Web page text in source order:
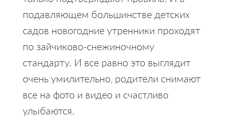
подавляющем большинстве детских
садов новогодние утренники проходят
по зайчиково-снежиночному
стандарту. И все равно это выглядит
очень умилительно, родители снимают
все на фото и видео и счастливо
улыбаются.